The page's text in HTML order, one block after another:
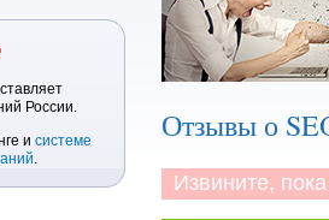
России.
и системе
.
Отзывы о
Извините,